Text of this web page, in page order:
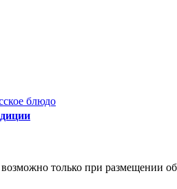
блюдо
только при размещении